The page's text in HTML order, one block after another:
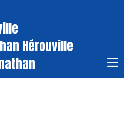
Hérouville